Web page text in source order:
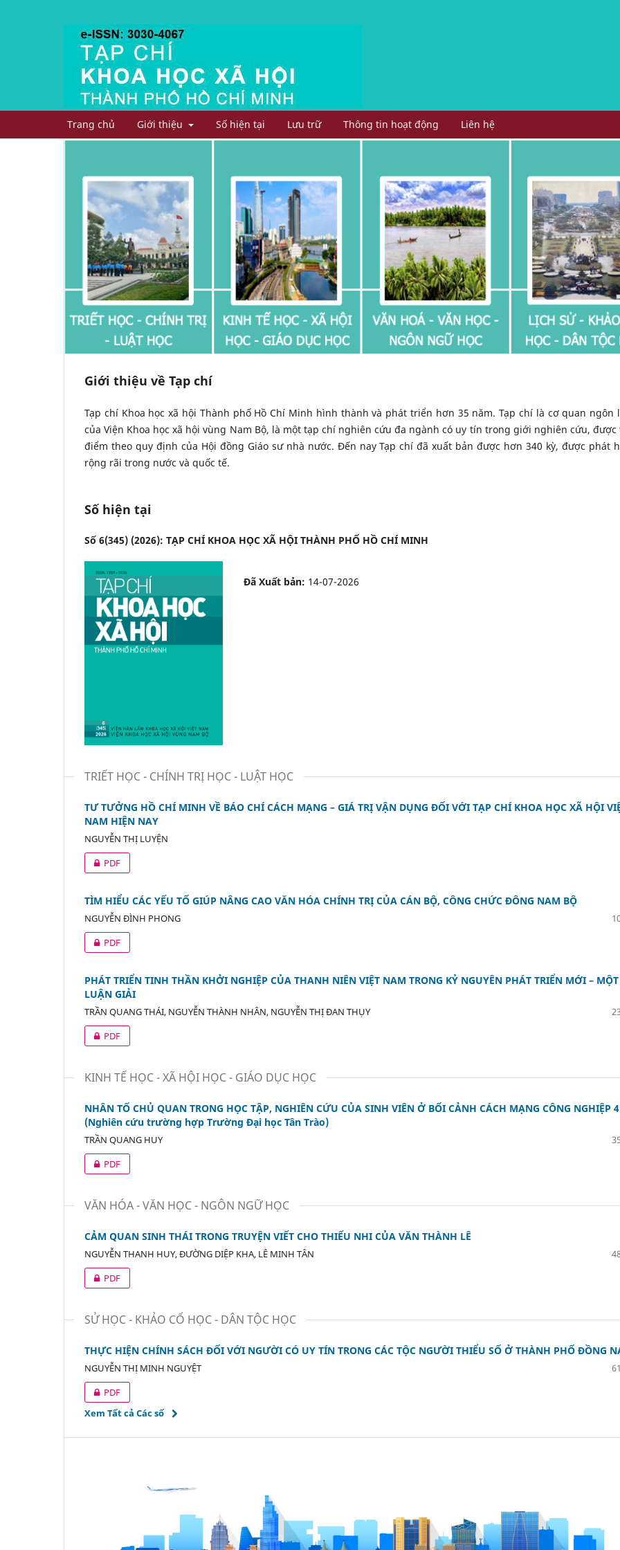
Trang chủ Giới thiệu Số hiện tại Lưu trữ Thông tin hoạt động Liên hệ
Giới thiệu về Tạp chí
Tạp chí Khoa học xã hội Thành phố Hồ Chí Minh hình thành và phát triển hơn 35 năm. Tạp chí là cơ quan ngôn
của Viện Khoa học xã hội vùng Nam Bộ, là một tạp chí nghiên cứu đa ngành có uy tín trong giới nghiên cứu, được
điểm theo quy định của Hội đồng Giáo sư nhà nước. Đến nay Tạp chí đã xuất bản được hơn 340 kỳ, được phát
rộng rãi trong nước và quốc tế.
Số hiện tại
Số 6(345) (2026): TẠP CHÍ KHOA HỌC XÃ HỘI THÀNH PHỐ HỒ CHÍ MINH
Đã Xuất bản: 14-07-2026
TRIẾT HỌC - CHÍNH TRỊ HỌC - LUẬT HỌC
TƯ TƯỞNG HỒ CHÍ MINH VỀ BÁO CHÍ CÁCH MẠNG – GIÁ TRỊ VẬN DỤNG ĐỐI VỚI TẠP CHÍ KHOA HỌC XÃ HỘI
NAM HIỆN NAY
NGUYỄN THỊ LUYỆN
PDF
TÌM HIỂU CÁC YẾU TỐ GIÚP NÂNG CAO VĂN HÓA CHÍNH TRỊ CỦA CÁN BỘ, CÔNG CHỨC ĐÔNG NAM BỘ
NGUYỄN ĐÌNH PHONG
PDF
PHÁT TRIỂN TINH THẦN KHỞI NGHIỆP CỦA THANH NIÊN VIỆT NAM TRONG KỶ NGUYÊN PHÁT TRIỂN MỚI – MỘT
LUẬN GIẢI
TRẦN QUANG THÁI, NGUYỄN THÀNH NHÂN, NGUYỄN THỊ ĐAN THỤY
PDF
KINH TẾ HỌC - XÃ HỘI HỌC - GIÁO DỤC HỌC
NHÂN TỐ CHỦ QUAN TRONG HỌC TẬP, NGHIÊN CỨU CỦA SINH VIÊN Ở BỐI CẢNH CÁCH MẠNG CÔNG NGHIỆP
(Nghiên cứu trường hợp Trường Đại học Tân Trào)
TRẦN QUANG HUY
PDF
VĂN HÓA - VĂN HỌC - NGÔN NGỮ HỌC
CẢM QUAN SINH THÁI TRONG TRUYỆN VIẾT CHO THIẾU NHI CỦA VĂN THÀNH LÊ
NGUYỄN THANH HUY, ĐƯỜNG DIỆP KHA, LÊ MINH TÂN
PDF
SỬ HỌC - KHẢO CỔ HỌC - DÂN TỘC HỌC
THỰC HIỆN CHÍNH SÁCH ĐỐI VỚI NGƯỜI CÓ UY TÍN TRONG CÁC TỘC NGƯỜI THIỂU SỐ Ở THÀNH PHỐ ĐỒNG
NGUYỄN THỊ MINH NGUYỆT
PDF
Xem Tất cả Các số